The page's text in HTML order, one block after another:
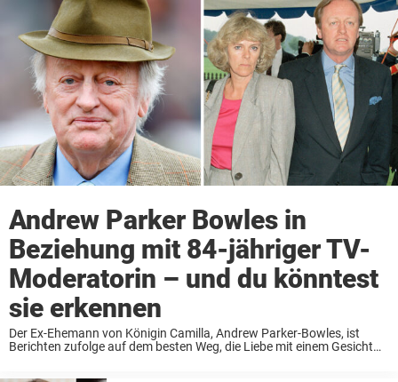
Andrew Parker Bowles in
Beziehung mit 84-jähriger TV-
Moderatorin – und du könntest
sie erkennen
Der Ex-Ehemann von Königin Camilla, Andrew Parker-Bowles, ist
Berichten zufolge auf dem besten Weg, die Liebe mit einem Gesicht